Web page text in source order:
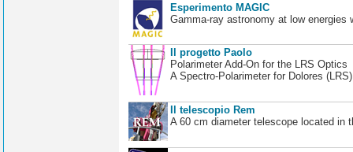
Esperimento MAGIC
Gamma-ray astronomy at low energies
Il progetto Paolo
Polarimeter Add-On for the LRS Optics
A Spectro-Polarimeter for Dolores
Il telescopio Rem
A 60 cm diameter telescope located in